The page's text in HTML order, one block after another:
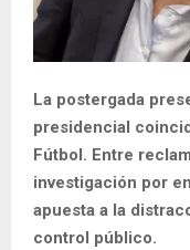
La postergada
presidencial
Fútbol. Entre
investigación por
apuesta a la
control público.